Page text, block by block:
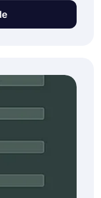
de vie.
en détail sur
modèle de
produit